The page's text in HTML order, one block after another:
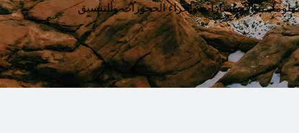
والاستشارات وإجراء الحجوزات والتنسيق